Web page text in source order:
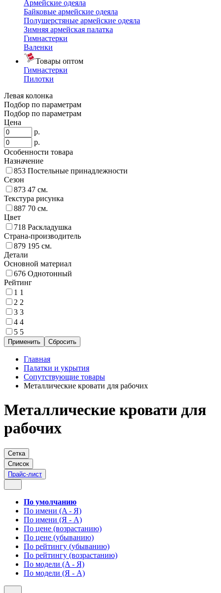
Армейские одеяла
Байковые армейские одеяла
Полушерстяные армейские одеяла
Зимняя армейская палатка
Гимнастерки
Валенки
Товары оптом
Гимнастерки
Пилотки
Левая колонка
Подбор по параметрам
Подбор по параметрам
Цена
р.
р.
Особенности товара
Назначение
853 Постельные принадлежности
Сезон
873 47 см.
Текстура рисунка
887 70 см.
Цвет
718 Раскладушка
Страна-производитель
879 195 см.
Детали
Основной материал
676 Однотонный
Рейтинг
1 1
2 2
3 3
4 4
5 5
Главная
Палатки и укрытия
Сопутствующие товары
Металлические кровати для рабочих
Металлические кровати для
рабочих
Сетка
Список
Прайс-лист
По умолчанию
По имени (A - Я)
По имени (Я - A)
По цене (возрастанию)
По цене (убыванию)
По рейтингу (убыванию)
По рейтингу (возрастанию)
По модели (A - Я)
По модели (Я - A)